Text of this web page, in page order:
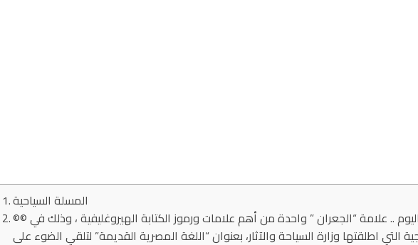
المسلة السياحية
©© تعرف على علامة اليوم .. علامة “الجعران ” واحدة من أهم علامات ورموز الكتابة الهيروغليفية ، وذلك في
التي اطلقتها وزارة السياحة والآثار، بعنوان “اللغة المصرية القديمة” لتلقي الضوء على